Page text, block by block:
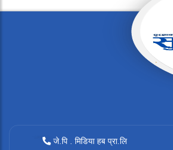
जे.पि . मिडिया हब प्रा.लि